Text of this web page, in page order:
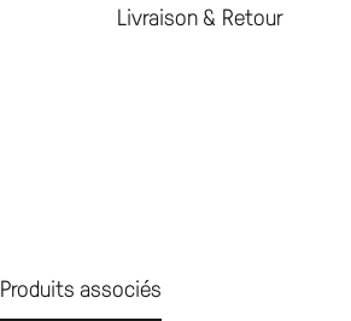
Livraison & Retour
Produits associés